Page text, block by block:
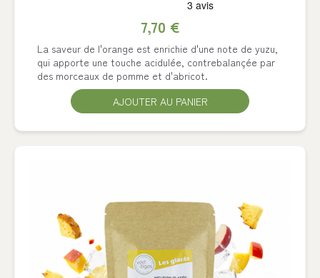
7,70 €
La saveur de l'orange est enrichie d'une note de yuzu,
qui apporte une touche acidulée, contrebalançée par
des morceaux de pomme et d'abricot.
AJOUTER AU PANIER